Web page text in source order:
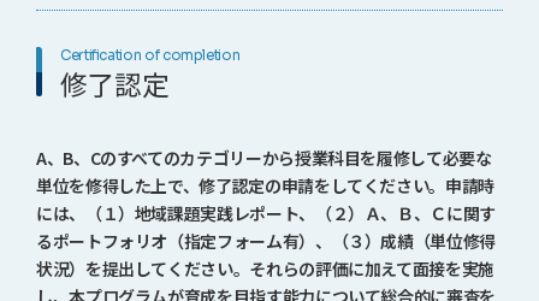
Certification of completion
修了認定
A、B、Cのすべてのカテゴリーから授業科目を履修して必要な
単位を修得した上で、修了認定の申請をしてください。申請時
には、（１）地域課題実践レポート、（２）Ａ、Ｂ、Ｃに関す
るポートフォリオ（指定フォーム有）、（３）成績（単位修得
状況）を提出してください。それらの評価に加えて面接を実施